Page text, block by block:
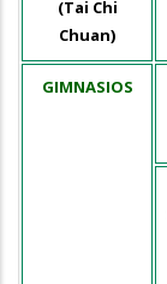
(Tai Chi
Chuan)
GIMNASIOS